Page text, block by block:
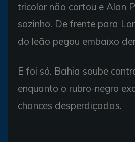
tricolor não cortou e Alan
sozinho. De frente para
do leão pegou embaixo
E foi só. Bahia soube
enquanto o rubro-negro
chances desperdiçadas.